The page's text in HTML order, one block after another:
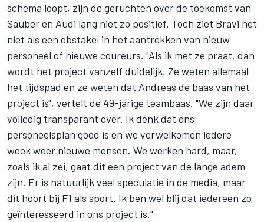
schema loopt, zijn de geruchten over de toekomst van
Sauber en Audi lang niet zo positief. Toch ziet Bravi het
niet als een obstakel in het aantrekken van nieuw
personeel of nieuwe coureurs. "Als ik met ze praat, dan
wordt het project vanzelf duidelijk. Ze weten allemaal
het tijdspad en ze weten dat Andreas de baas van het
project is", vertelt de 49-jarige teambaas. "We zijn daar
volledig transparant over. Ik denk dat ons
personeelsplan goed is en we verwelkomen iedere
week weer nieuwe mensen. We werken hard, maar,
zoals ik al zei, gaat dit een project van de lange adem
zijn. Er is natuurlijk veel speculatie in de media, maar
dit hoort bij F1 als sport. Ik ben wel blij dat iedereen zo
geïnteresseerd in ons project is."